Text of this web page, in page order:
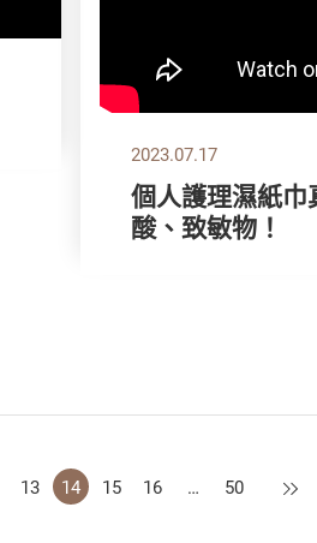
2023.07.17
個人護理濕紙
酸、致敏物！
13 14 15 16 … 50 下一